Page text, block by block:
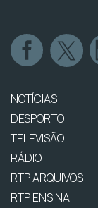
NOTÍCIAS
DESPORTO
TELEVISÃO
RÁDIO
RTP ARQUIVOS
RTP ENSINA